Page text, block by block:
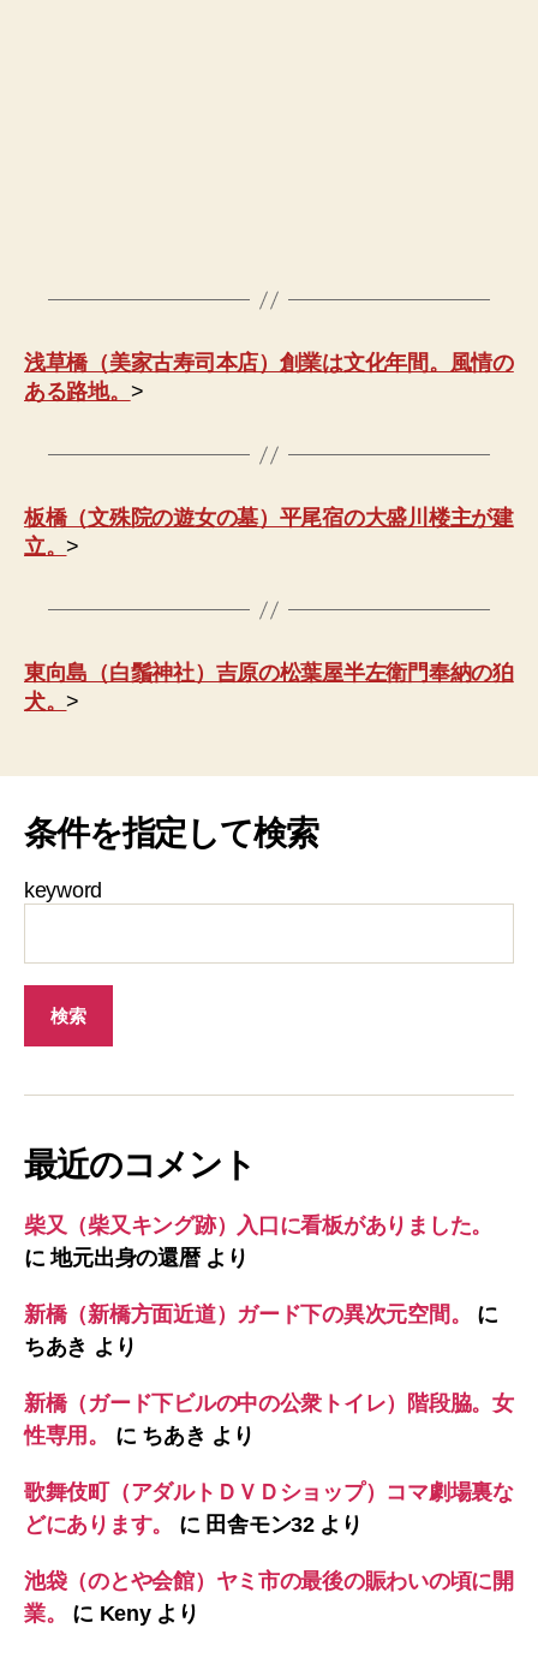
浅草橋（美家古寿司本店）創業は文化年間。風情の
ある路地。 >
板橋（文殊院の遊女の墓）平尾宿の大盛川楼主が建
立。>
東向島（白鬚神社）吉原の松葉屋半左衛門奉納の狛
犬。>
条件を指定して検索
keyword
最近のコメント
柴又（柴又キング跡）入口に看板がありました。
に地元出身の還暦より
新橋（新橋方面近道）ガード下の異次元空間。
に
ちあき より
新橋（ガード下ビルの中の公衆トイレ）階段脇。女
性専用。
に ちあき より
歌舞伎町（アダルトＤＶＤショップ）コマ劇場裏な
どにあります。
に 田舎モン32より
池袋（のとや会館）ヤミ市の最後の賑わいの頃に開
業。
に Kenyより